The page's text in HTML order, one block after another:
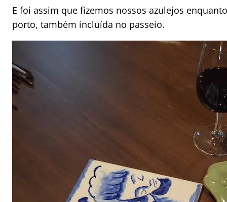
E foi assim que fizemos nossos azulejos
porto, também incluída no passeio.